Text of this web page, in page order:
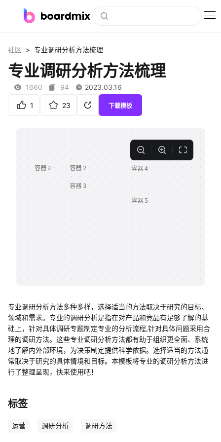
社区资源
下载
会员
私有化部署
客户案例
支持
帮助中心
社区 > 专业调研分析方法梳理
专业调研分析方法梳理
1660 94 2023.03.16
1 23 下载模板
专业调研分析方法多种多样，选择适当的方法取决于研究的目标、
领域和需求。专业的调研分析是指在对产品和竞品有足够了解的基
础上，针对具体调研专题制定专业的分析流程,针对具体问题采用合
理的调研方法。这些专业调研分析方法都有助于组织更全面、系统
地了解内外部环境，为决策制定提供科学依据。选择适当的方法通
常取决于研究的具体情境和目标。本模板将专业的调研分析方法进
行了整理呈现，快来使用吧！
标签
运营 调研分析 调研方法